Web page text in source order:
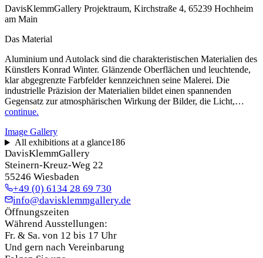
DavisKlemmGallery Projektraum, Kirchstraße 4, 65239 Hochheim
am Main
Das Material
Aluminium und Autolack sind die charakteristischen Materialien des
Künstlers Konrad Winter. Glänzende Oberflächen und leuchtende,
klar abgegrenzte Farbfelder kennzeichnen seine Malerei. Die
industrielle Präzision der Materialien bildet einen spannenden
Gegensatz zur atmosphärischen Wirkung der Bilder, die Licht,…
continue.
Image Gallery
All exhibitions at a glance186
DavisKlemmGallery
Steinern-Kreuz-Weg 22
55246 Wiesbaden
+49 (0) 6134 28 69 730
info@davisklemmgallery.de
Öffnungszeiten
Während Ausstellungen:
Fr. & Sa. von 12 bis 17 Uhr
Und gern nach Vereinbarung